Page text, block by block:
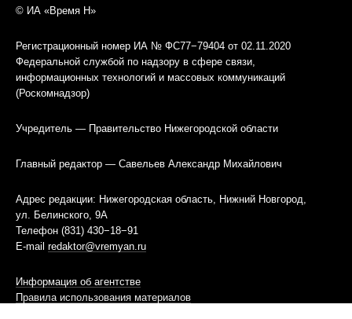
© ИА «Время Н»
Регистрационный номер ИА № ФС77−79404 от 02.11.2020
Федеральной службой по надзору в сфере связи,
информационных технологий и массовых коммуникаций
(Роскомнадзор)
Учредитель — Правительство Нижегородской области
Главный редактор — Савельев Александр Михайлович
Адрес редакции: Нижегородская область, Нижний Новгород,
ул. Белинского, 9А
Телефон (831) 430−18−91
E-mail redaktor@vremyan.ru
Информация об агентстве
Правила использования материалов